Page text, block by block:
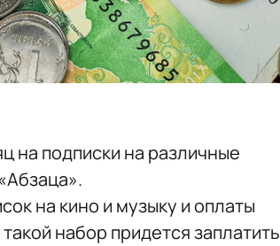
на подписки на различные
на кино и музыку и оплаты
набор придется заплатить